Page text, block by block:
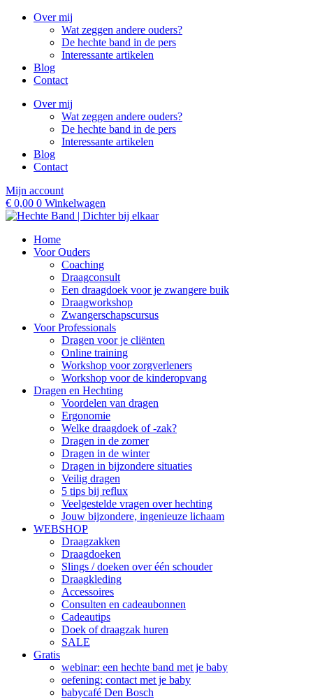
Over mij
Wat zeggen andere ouders?
De hechte band in de pers
Interessante artikelen
Blog
Contact
Over mij
Wat zeggen andere ouders?
De hechte band in de pers
Interessante artikelen
Blog
Contact
Mijn account
€ 0,00 0 Winkelwagen
Home
Voor Ouders
Coaching
Draagconsult
Een draagdoek voor je zwangere buik
Draagworkshop
Zwangerschapscursus
Voor Professionals
Dragen voor je cliënten
Online training
Workshop voor zorgverleners
Workshop voor de kinderopvang
Dragen en Hechting
Voordelen van dragen
Ergonomie
Welke draagdoek of -zak?
Dragen in de zomer
Dragen in de winter
Dragen in bijzondere situaties
Veilig dragen
5 tips bij reflux
Veelgestelde vragen over hechting
Jouw bijzondere, ingenieuze lichaam
WEBSHOP
Draagzakken
Draagdoeken
Slings / doeken over één schouder
Draagkleding
Accessoires
Consulten en cadeaubonnen
Cadeautips
Doek of draagzak huren
SALE
Gratis
webinar: een hechte band met je baby
oefening: contact met je baby
babycafé Den Bosch